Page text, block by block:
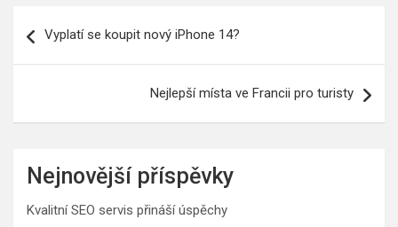
pro
Vyplatí se koupit nový iPhone 14?
Nejlepší místa ve Francii pro turisty
Nejnovější příspěvky
Kvalitní SEO servis přináší úspěchy